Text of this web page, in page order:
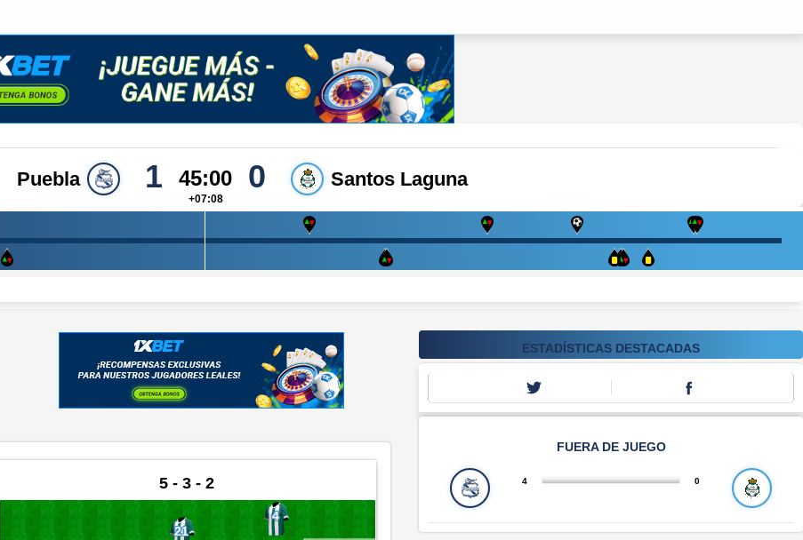
Puebla 1 45:00
+07:08
0 Santos Laguna
ESTADÍSTICAS DESTACADAS
FUERA DE JUEGO
4 0
5 - 3 - 2
4
21